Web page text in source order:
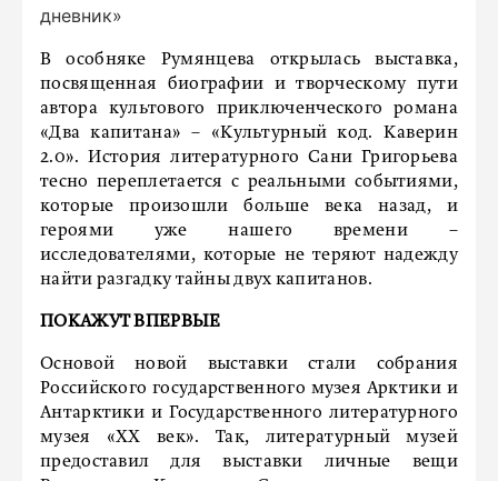
дневник»
В особняке Румянцева открылась выставка,
посвященная биографии и творческому пути
автора культового приключенческого романа
«Два капитана» – «Культурный код. Каверин
2.0». История литературного Сани Григорьева
тесно переплетается с реальными событиями,
которые произошли больше века назад, и
героями уже нашего времени –
исследователями, которые не теряют надежду
найти разгадку тайны двух капитанов.
ПОКАЖУТ ВПЕРВЫЕ
Основой новой выставки стали собрания
Российского государственного музея Арктики и
Антарктики и Государственного литературного
музея «ХХ век». Так, литературный музей
предоставил для выставки личные вещи